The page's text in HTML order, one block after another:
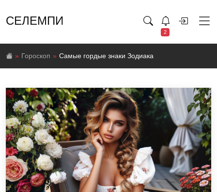
СЕЛЕМПИ
2
Гороскоп Самые гордые знаки Зодиака